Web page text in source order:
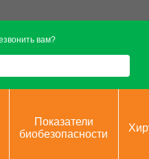
вам?
Показатели
биобезопасности